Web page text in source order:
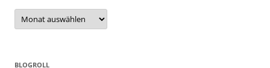
Archiv
BLOGROLL